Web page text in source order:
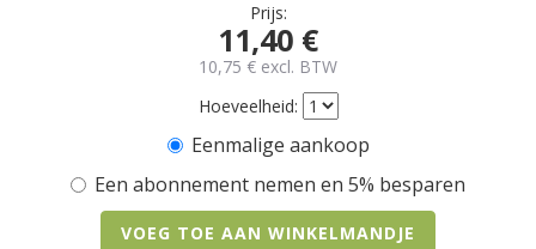
Prijs:
11,40 €
10,75 € excl. BTW
Hoeveelheid:
Eenmalige aankoop
Een abonnement nemen en 5% besparen
VOEG TOE AAN WINKELMANDJE